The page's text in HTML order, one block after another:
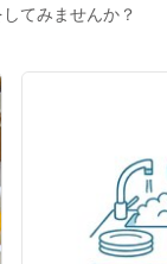
てみませんか？